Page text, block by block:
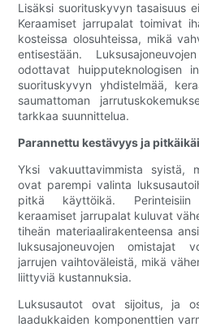
Lisäksi suorituskyvyn tasaisuus
Keraamiset jarrupalat toimivat
kosteissa olosuhteissa, mikä
entisestään.
odottavat huipputeknologisen
suorituskyvyn yhdistelmää,
saumattoman
tarkkaa suunnittelua.
Parannettu kestävyys ja
Yksi vakuuttavimmista syistä,
ovat parempi valinta
pitkä käyttöikä. Perinteisiin
keraamiset jarrupalat kuluvat
tiheän materiaalirakenteensa
luksusajoneuvojen omistajat
jarrujen vaihtoväleistä, mikä
liittyviä kustannuksia.
Luksusautot ovat sijoitus, ja
laadukkaiden komponenttien